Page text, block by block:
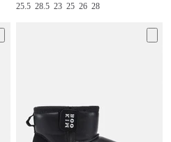
25.528.523252628